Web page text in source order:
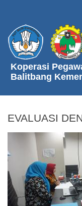
Koperasi
Balitbang
EVALUASI